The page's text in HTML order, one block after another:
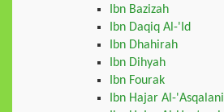
Ibn Bazizah
Ibn Daqiq Al-'Id
Ibn Dhahirah
Ibn Dihyah
Ibn Fourak
Ibn Hajar Al-'Asqalani